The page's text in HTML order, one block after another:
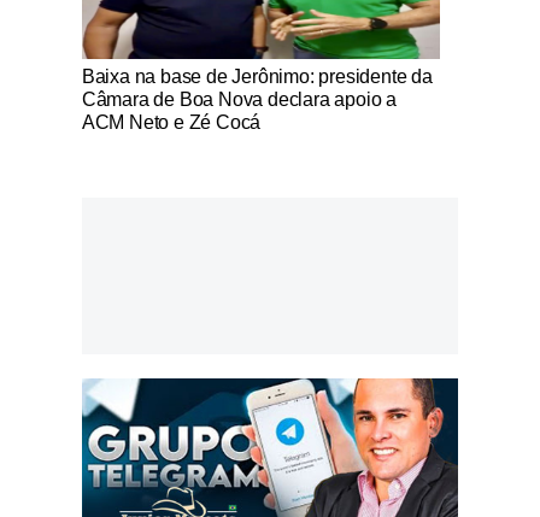
Notícias Católicas
Baixa na base de Jerônimo: presidente da
Câmara de Boa Nova declara apoio a
ACM Neto e Zé Cocá